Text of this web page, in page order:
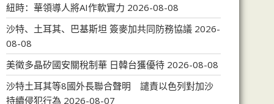
紐時：華領導人將AI作軟實力 2026-08-08
沙特、土耳其、巴基斯坦 簽麥加共同防務協議 2026-
08-08
美徵多晶矽國安關稅制華 日韓台獲優待 2026-08-08
沙特土耳其等8國外長聯合聲明 譴責以色列對加沙
持續侵犯行為 2026-08-07